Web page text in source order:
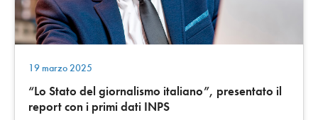
19 marzo 2025
“Lo Stato del giornalismo italiano”, presentato il
report con i primi dati INPS